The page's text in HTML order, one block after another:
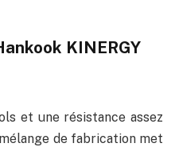
KINERGY
et une résistance assez
de fabrication met